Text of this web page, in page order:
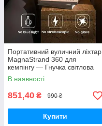
Портативний вуличний ліхтар
MagnaStrand 360 для
кемпінгу — Гнучка світлова
нитка 360° з магнітним
кріпленням та Type-C
В наявності
851,40 ₴ 990 ₴
Купити